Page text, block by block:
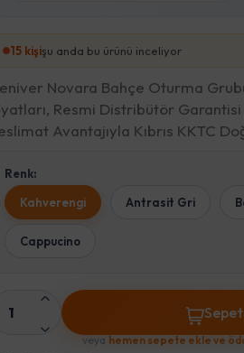
14 kişişu anda bu ürünü inceliyor
Novara Bahçe Oturma
Resmi Distribütör
Avantajıyla Kıbrıs KKTC
Renk:
Kahverengi
Antrasit Gri
Cappucino
1
veya hemen sepete ekle ve